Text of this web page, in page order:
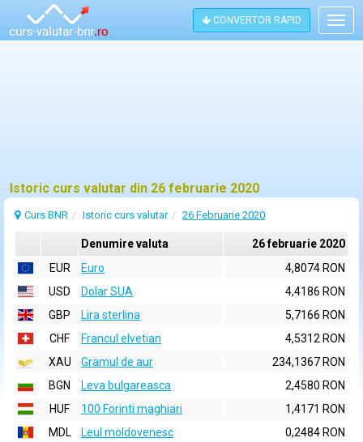
CONVERTOR RAPID
Istoric curs valutar din 26 februarie 2020
Curs BNR Istoric curs valutar 26 Februarie 2020
Denumire valuta
26 februarie 2020
EUR
Euro
4,8074 RON
USD
Dolar SUA
4,4186 RON
GBP
Lira sterlina
5,7166 RON
CHF
Francul elvetian
4,5312 RON
XAU
Gramul de aur
234,1367 RON
BGN
Leva bulgareasca
2,4580 RON
HUF
100 Forinti maghiari
1,4171 RON
MDL
Leul moldovenesc
0,2484 RON